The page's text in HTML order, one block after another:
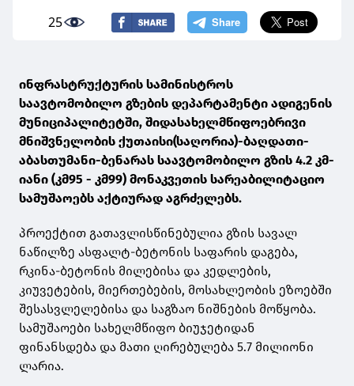
25
ინფრასტრუქტურის სამინისტროს
საავტომობილო გზების დეპარტამენტი ადიგენის
მუნიციპალიტეტში, შიდასახელმწიფოებრივი
მნიშვნელობის ქუთაისი(საღორია)-ბაღდათი-
აბასთუმანი-ბენარას საავტომობილო გზის 4.2 კმ-
იანი (კმ95 - კმ99) მონაკვეთის სარეაბილიტაციო
სამუშაოებს აქტიურად აგრძელებს.
პროექტით გათავლისწინებულია გზის სავალ
ნაწილზე ასფალტ-ბეტონის საფარის დაგება,
რკინა-ბეტონის მილებისა და კედლების,
კიუვეტების, მიერთებების, მოსახლეობის ეზოებში
შესასვლელებისა და საგზაო ნიშნების მოწყობა.
სამუშაოები სახელმწიფო ბიუჯეტიდან
ფინანსდება და მათი ღირებულება 5.7 მილიონი
ლარია.